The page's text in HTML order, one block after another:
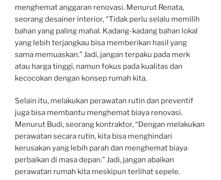
menghemat anggaran renovasi. Menurut Renata,
seorang desainer interior, “Tidak perlu selalu memilih
bahan yang paling mahal. Kadang-kadang bahan lokal
yang lebih terjangkau bisa memberikan hasil yang
sama memuaskan.” Jadi, jangan terpaku pada merk
atau harga tinggi, namun fokus pada kualitas dan
kecocokan dengan konsep rumah kita.
Selain itu, melakukan perawatan rutin dan preventif
juga bisa membantu menghemat biaya renovasi.
Menurut Budi, seorang kontraktor, “Dengan melakukan
perawatan secara rutin, kita bisa menghindari
kerusakan yang lebih parah dan menghemat biaya
perbaikan di masa depan.” Jadi, jangan abaikan
perawatan rumah kita meskipun terlihat sepele.